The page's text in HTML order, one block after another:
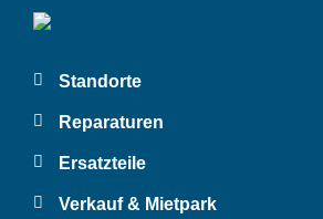
Standorte
Reparaturen
Ersatzteile
Verkauf & Mietpark